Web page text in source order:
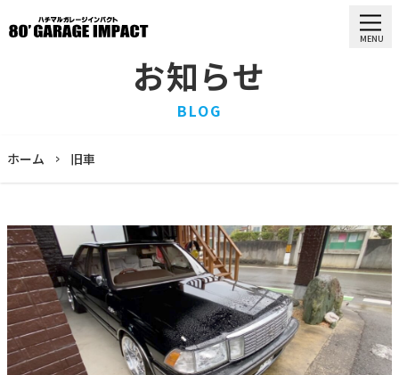
MENU
HOME
ホーム
RECRUIT
求人情報
STAFF
スタッフ
COMPANY
会社概要
お知らせ
BLOG
ホーム 旧車